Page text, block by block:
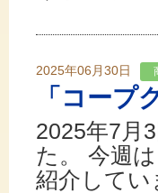
2025年06月30日
「コープ
2025年7月
た。 今週
紹介して